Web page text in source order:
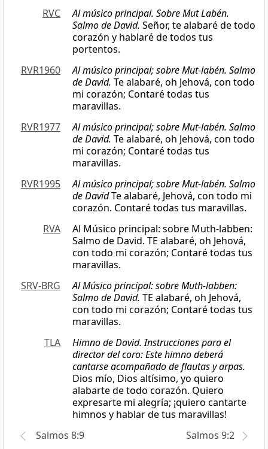
RVC
Al músico principal. Sobre Mut Labén.
Salmo de David. Señor, te alabaré de todo
corazón y hablaré de todos tus
portentos.
RVR1960
Al músico principal; sobre Mut-labén. Salmo
de David. Te alabaré, oh Jehová, con todo
mi corazón; Contaré todas tus
maravillas.
RVR1977
Al músico principal; sobre Mut-labén. Salmo
de David. Te alabaré, oh Jehová, con todo
mi corazón; Contaré todas tus
maravillas.
RVR1995
Al músico principal; sobre Mut-labén. Salmo
de DavidTe alabaré, Jehová, con todo mi
corazón. Contaré todas tus maravillas.
RVA
Al Músico principal: sobre Muth-labben:
Salmo de David. TE alabaré, oh Jehová,
con todo mi corazón; Contaré todas tus
maravillas.
SRV-BRG
Al Músico principal: sobre Muth-labben:
Salmo de David. TE alabaré, oh Jehová,
con todo mi corazón; Contaré todas tus
maravillas.
TLA
Himno de David. Instrucciones para el
director del coro: Este himno deberá
cantarse acompañado de flautas y arpas.
Dios mío, Dios altísimo, yo quiero
alabarte de todo corazón. Quiero
expresarte mi alegría; ¡quiero cantarte
himnos y hablar de tus maravillas!
Salmos 8:9
Salmos 9:2